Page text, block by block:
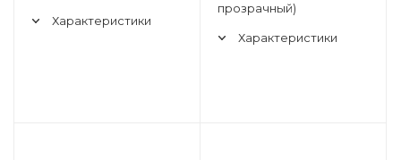
Характеристики
прозрачный)
Характеристики